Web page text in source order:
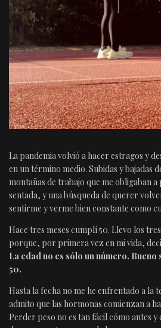
La pandemia volvió a hacer estragos y
en un término medio. Subidas y bajadas
montañas de trabajo que me obligaban
sentada, y una búsqueda de querer
sentirme y verme bien constante como
Hace tres meses cumplí 50. Llevo los
porque, por primera vez en mi vida,
La edad no es sólo un número. Bueno
50.
Hasta la fecha no me he enfrentado a la
admito que las hormonas comienzan a
Perder peso no es tan fácil cómo antes y